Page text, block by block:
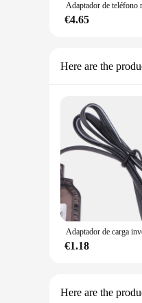
€4.65
Here are the
€1.18
Here are the